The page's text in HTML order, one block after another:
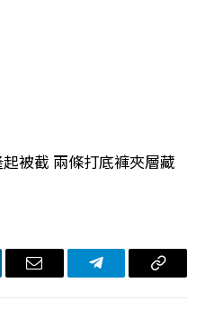
被截 兩條打底褲夾層藏
电
Telegram复